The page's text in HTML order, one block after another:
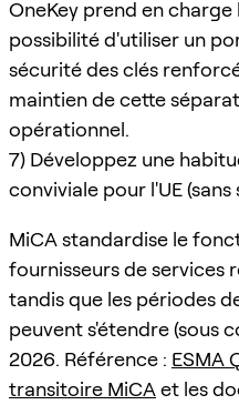
OneKey prend en
possibilité d'utiliser un
sécurité des clés
maintien de cette
opérationnel.
7) Développez une
conviviale pour l'UE
MiCA standardise le
fournisseurs de services
tandis que les périodes
peuvent s'étendre (sous
2026. Référence : ESMA
transitoire MiCA et les